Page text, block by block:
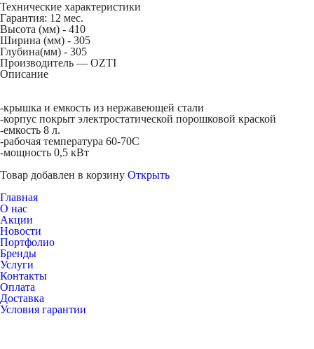
Технические характеристики
Гарантия: 12 мес.
Высота (мм) - 410
Ширина (мм) - 305
Глубина(мм) - 305
Производитель — OZTI
Описание
-крышка и емкость из нержавеющей стали
-корпус покрыт электростатической порошковой краской
-емкость 8 л.
-рабочая температура 60-70С
-мощность 0,5 кВт
Товар добавлен в корзину Открыть
Главная
О нас
Акции
Новости
Портфолио
Бренды
Услуги
Контакты
Оплата
Доставка
Условия гарантии